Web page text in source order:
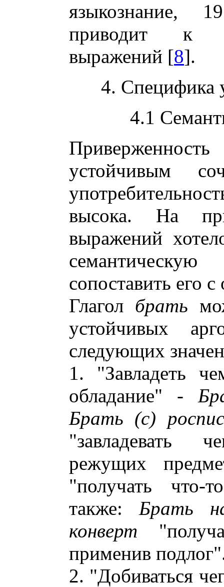
языкознание,
приводит к
выражений [8].
4. Специфика
4.1
устойчивым
высока. На
выражений
сопоставить его
Глагол брать
устойчивых
следующих
1. "Завладеть
обладание" -
Брать (с)
"завладевать
режущих
"получать что-
также: Брать
конверт
применив
2. "Добиваться